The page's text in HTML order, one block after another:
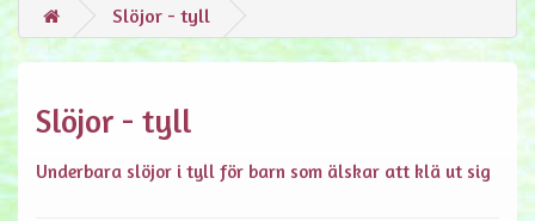
Slöjor - tyll
Slöjor - tyll
Underbara slöjor i tyll för barn som älskar att klä ut sig